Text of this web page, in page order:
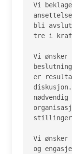
Vi
bli
tre i
Vi ønsker
er
Vi
og